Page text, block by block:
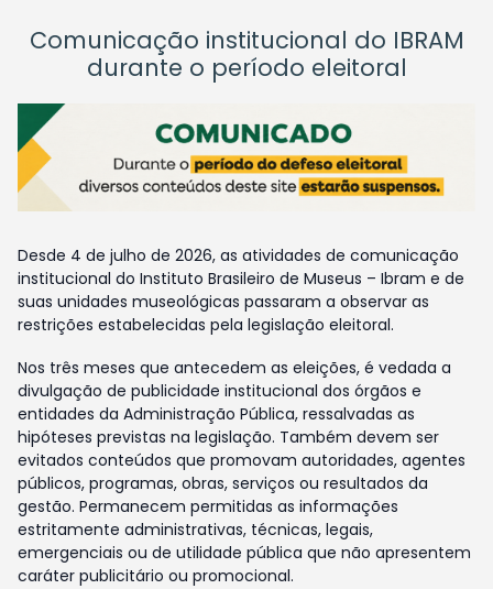
Comunicação institucional do IBRAM
durante o período eleitoral
Desde 4 de julho de 2026, as atividades de comunicação
institucional do Instituto Brasileiro de Museus – Ibram e de
suas unidades museológicas passaram a observar as
restrições estabelecidas pela legislação eleitoral.
Nos três meses que antecedem as eleições, é vedada a
divulgação de publicidade institucional dos órgãos e
entidades da Administração Pública, ressalvadas as
hipóteses previstas na legislação. Também devem ser
evitados conteúdos que promovam autoridades, agentes
públicos, programas, obras, serviços ou resultados da
gestão. Permanecem permitidas as informações
estritamente administrativas, técnicas, legais,
emergenciais ou de utilidade pública que não apresentem
caráter publicitário ou promocional.